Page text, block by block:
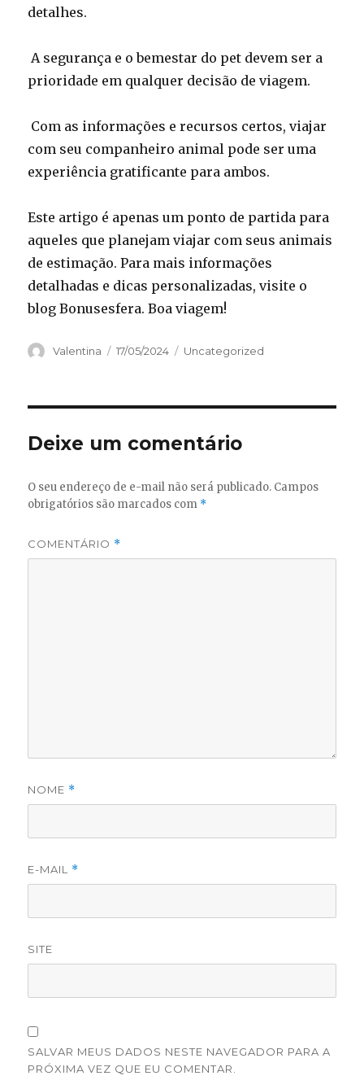
detalhes.
A segurança e o bemestar do pet devem ser a
prioridade em qualquer decisão de viagem.
Com as informações e recursos certos, viajar
com seu companheiro animal pode ser uma
experiência gratificante para ambos.
Este artigo é apenas um ponto de partida para
aqueles que planejam viajar com seus animais
de estimação. Para mais informações
detalhadas e dicas personalizadas, visite o
blog Bonusesfera. Boa viagem!
Autor
Valentina
Publicado
17/05/2024 Categorias
Uncategorized
Deixe um comentário
O seu endereço de e-mail não será publicado. Campos
obrigatórios são marcados com *
COMENTÁRIO *
NOME *
E-MAIL *
SITE
SALVAR MEUS DADOS NESTE NAVEGADOR PARA A
PRÓXIMA VEZ QUE EU COMENTAR.